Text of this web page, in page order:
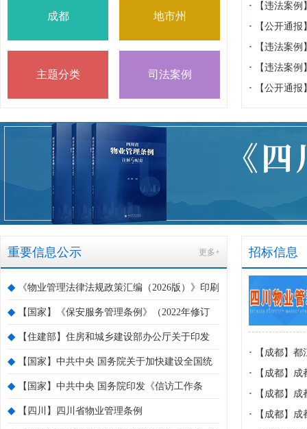
成都 地市州
主题分类 司法案例
业管理服务
·
【违法案
规典型案例
·
【公开通
元市旭日物
服务企业的
·
【违法案
法典型案例
·
【违法案
法典型案例
·
【公开通
重要信息公示 更多+
◆ 《物业管理法律法规政策汇编（2026版）》印刷
本正式出炉
◆ 【国家】《保安服务管理条例》（2022年修订
版）
◆ 【住建部】住房和城乡建设部办公厅关于印发
部2022年信用体系建设工作要点的通知
◆ 【国家】中共中央 国务院关于加快建设全国统
一大市场的意见
◆ 【国家】中共中央 国务院印发《信访工作条
例》
◆ 【四川】四川省物业管理条例
招标信息
·
【成都】
管理站2026
告
·
【成都】
管理服务采
·
【成都】
心物业管理
·
【成都】